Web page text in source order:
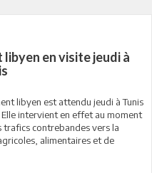
en visite jeudi à
libyen est attendu jeudi à Tunis
intervient en effet au moment
trafics contrebandes vers la
alimentaires et de